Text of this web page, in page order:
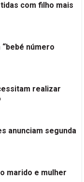
com filho mais
“bebé número
realizar
anunciam segunda
marido e mulher